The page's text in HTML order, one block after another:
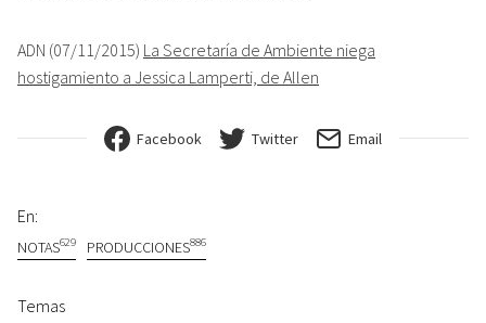
ADN (07/11/2015) La Secretaría de Ambiente niega
hostigamiento a Jessica Lamperti, de Allen
Facebook Twitter Email
En:
NOTAS629 PRODUCCIONES886
Temas